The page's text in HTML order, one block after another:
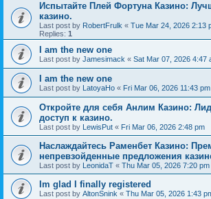
Испытайте Плей Фортуна Казино:
казино.
Last post by RobertFrulk « Tue Mar 24, 2026 2:13
Replies: 1
I am the new one
Last post by Jamesimack « Sat Mar 07, 2026 4:47
I am the new one
Last post by LatoyaHo « Fri Mar 06, 2026 11:43 pm
Откройте для себя Анлим Казино:
доступ к казино.
Last post by LewisPut « Fri Mar 06, 2026 2:48 pm
Наслаждайтесь Раменбет Казино:
непревзойденные предложения
Last post by LeonidaT « Thu Mar 05, 2026 7:20 pm
Im glad I finally registered
Last post by AltonSnink « Thu Mar 05, 2026 1:43